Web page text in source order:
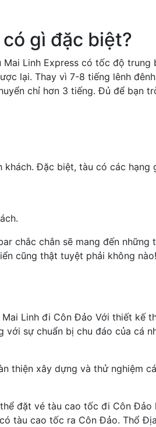
gì đặc biệt?
Linh Express có tốc độ trung
lại. Thay vì 7-8 tiếng lênh
chỉ hơn 3 tiếng. Đủ để bạn
Đặc biệt, tàu có các hạng
chắc chắn sẽ mang đến những
cũng thật tuyệt phải không nào!
Linh đi Côn Đảo Với thiết kế
sự chuẩn bị chu đáo của cá
thiện xây dựng và thử nghiệm
đặt vé tàu cao tốc đi Côn Đảo
tàu cao tốc ra Côn Đảo. Thổ